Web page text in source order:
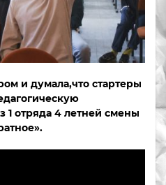
и думала,что стартеры
1 отряда 4 летней смены